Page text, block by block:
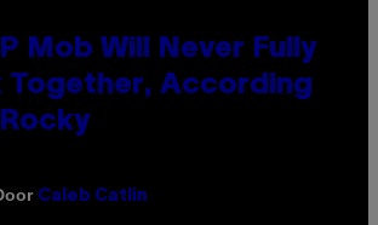
Mob Will Never Fully
Together, According
Caleb Catlin